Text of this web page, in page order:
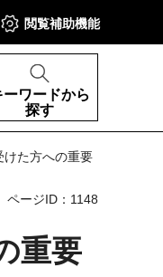
閲覧補助機能
ーワードから
探す
た方への重要
ページID：1148
重要